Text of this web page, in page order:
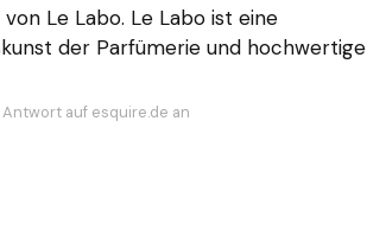
von Le Labo. Le Labo ist eine
der Parfümerie und hochwertige
auf esquire.de an